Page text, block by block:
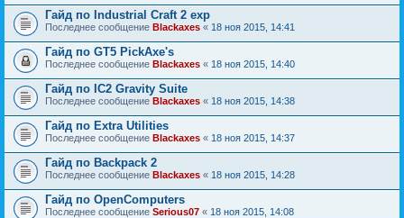
Гайд по Industrial Craft 2 exp
Последнее сообщение Blackaxes « 18 ноя 2015, 14:41
Гайд по GT5 PickAxe's
Последнее сообщение Blackaxes « 18 ноя 2015, 14:40
Гайд по IC2 Gravity Suite
Последнее сообщение Blackaxes « 18 ноя 2015, 14:38
Гайд по Extra Utilities
Последнее сообщение Blackaxes « 18 ноя 2015, 14:37
Гайд по Backpack 2
Последнее сообщение Blackaxes « 18 ноя 2015, 14:28
Гайд по OpenComputers
Последнее сообщение Serious07 « 18 ноя 2015, 14:08